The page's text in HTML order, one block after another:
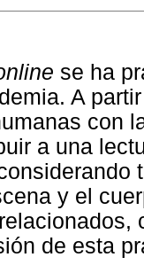
se ha
A
con
a una
y el
de esta